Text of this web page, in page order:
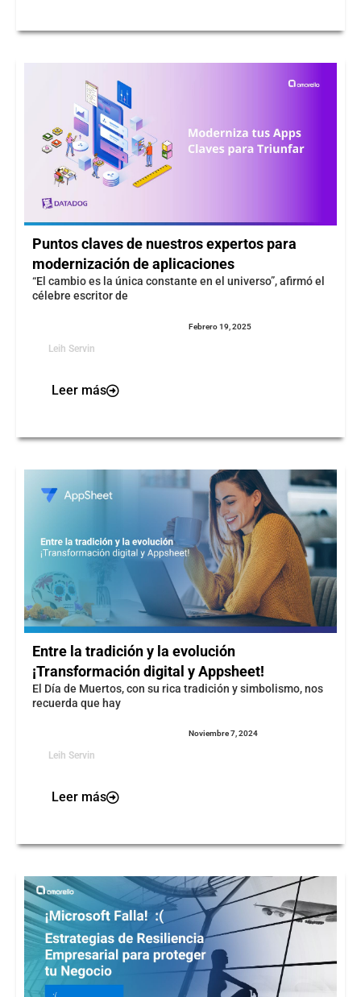
Puntos claves de nuestros expertos para
modernización de aplicaciones
“El cambio es la única constante en el universo”, afirmó el
célebre escritor de
Leih Servin
Febrero 19, 2025
Leer más
Entre la tradición y la evolución
¡Transformación digital y Appsheet!
El Día de Muertos, con su rica tradición y simbolismo, nos
recuerda que hay
Leih Servin
Noviembre 7, 2024
Leer más